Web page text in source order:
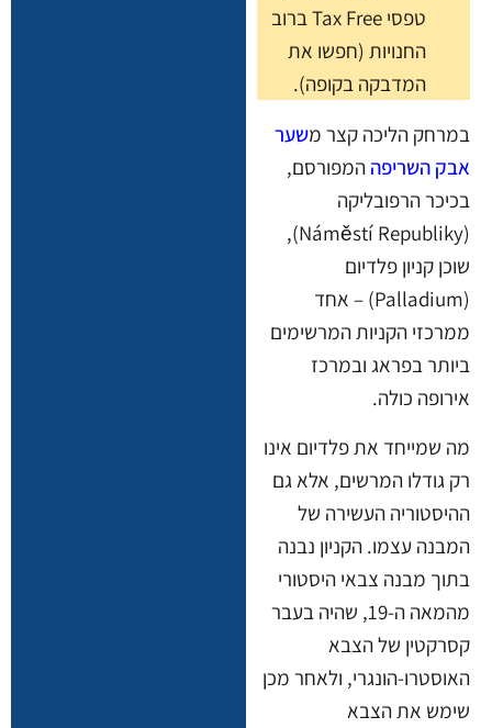
טפסי Tax Free ברוב
החנויות (חפשו את
המדבקה בקופה).
במרחק הליכה קצר משער
אבק השריפה המפורסם,
בכיכר הרפובליקה
(Náměstí Republiky),
שוכן קניון פלדיום
(Palladium) – אחד
ממרכזי הקניות המרשימים
ביותר בפראג ובמרכז
אירופה כולה.
מה שמייחד את פלדיום אינו
רק גודלו המרשים, אלא גם
ההיסטוריה העשירה של
המבנה עצמו. הקניון נבנה
בתוך מבנה צבאי היסטורי
מהמאה ה-19, שהיה בעבר
קסרקטין של הצבא
האוסטרו-הונגרי, ולאחר מכן
שימש את הצבא